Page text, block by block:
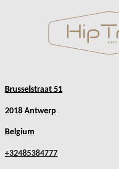
Brusselstraat 51
2018 Antwerp
Belgium
+32485384777